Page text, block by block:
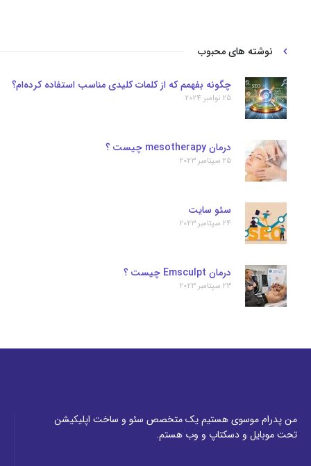
نوشته های محبوب
چگونه بفهمم که از کلمات کلیدی مناسب استفاده کرده‌ام؟
25 نوامبر 2024
درمان mesotherapy چیست ؟
25 سپتامبر 2023
سئو سایت
24 سپتامبر 2023
درمان Emsculpt چیست ؟
23 سپتامبر 2023
من پدرام موسوی هستیم یک متخصص سئو و ساخت اپلیکیشن
تحت موبایل و دسکتاپ و وب هستم.